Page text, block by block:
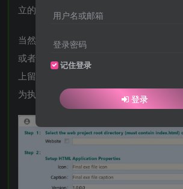
立的EXE程序运行，
当然任何网站也可以打包成EXE程序。
或者window64程序，所有的HTML等文
上留有痕迹。绿色版本，无需安装，开
为执行程序。
用户名或邮箱
登录密码
记住登录
登录